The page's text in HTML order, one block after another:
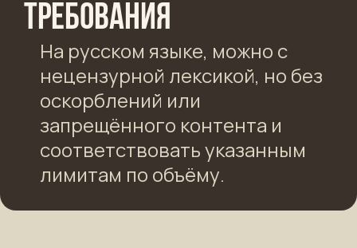
Требования
На русском языке, можно с
нецензурной лексикой, но без
оскорблений или
запрещённого контента и
соответствовать указанным
лимитам по объёму.